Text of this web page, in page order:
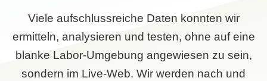
Viele aufschlussreiche Daten konnten wir
ermitteln, analysieren und testen, ohne auf eine
blanke Labor-Umgebung angewiesen zu sein,
sondern im Live-Web. Wir werden nach und